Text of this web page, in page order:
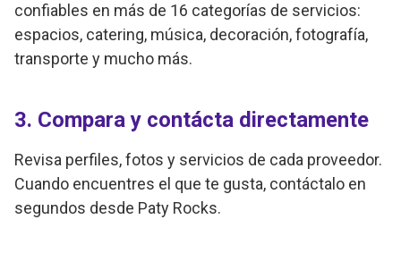
confiables en más de 16 categorías de servicios:
espacios, catering, música, decoración, fotografía,
transporte y mucho más.
3. Compara y contácta directamente
Revisa perfiles, fotos y servicios de cada proveedor.
Cuando encuentres el que te gusta, contáctalo en
segundos desde Paty Rocks.